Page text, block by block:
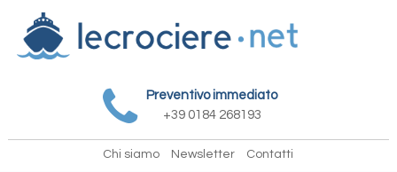
Preventivo immediato
+39 0184 268193
Chi siamo Newsletter Contatti